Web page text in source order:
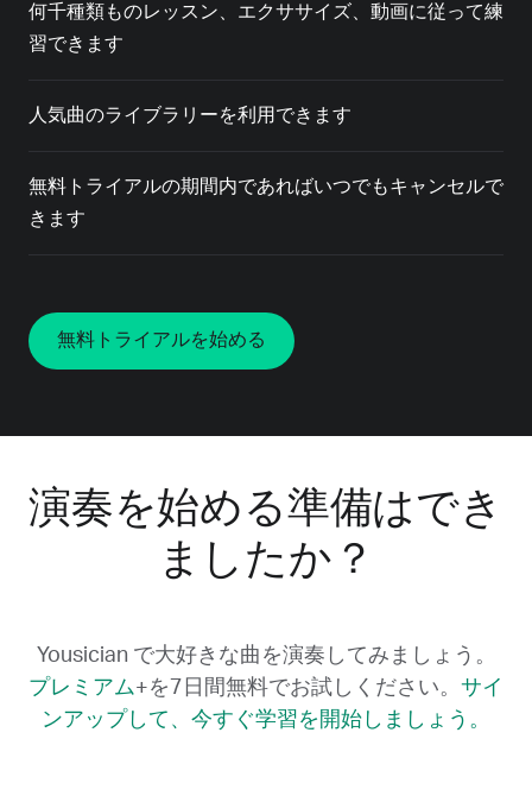
何千種類ものレッスン、エクササイズ、動画に従って練
習できます
人気曲のライブラリーを利用できます
無料トライアルの期間内であればいつでもキャンセルで
きます
無料トライアルを始める
演奏を始める準備はでき
ましたか？
Yousician で大好きな曲を演奏してみましょう。
プレミアム+を7日間無料でお試しください。 サイ
ンアップして、今すぐ学習を開始しましょう。